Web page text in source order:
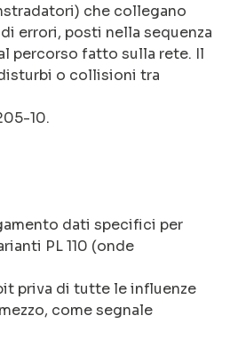
che collegano
errori, posti nella sequenza
percorso fatto sulla rete. Il
o collisioni tra
10.
dati specifici per
PL 110 (onde
priva di tutte le influenze
come segnale